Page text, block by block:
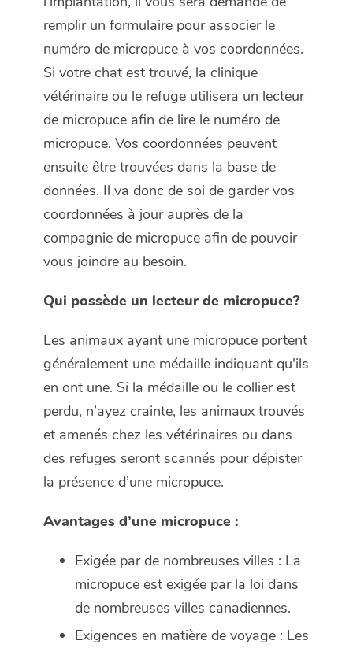
remplir un formulaire pour associer le
numéro de micropuce à vos coordonnées.
Si votre chat est trouvé, la clinique
vétérinaire ou le refuge utilisera un lecteur
de micropuce afin de lire le numéro de
micropuce. Vos coordonnées peuvent
ensuite être trouvées dans la base de
données. Il va donc de soi de garder vos
coordonnées à jour auprès de la
compagnie de micropuce afin de pouvoir
vous joindre au besoin.
Qui possède un lecteur de micropuce?
Les animaux ayant une micropuce portent
généralement une médaille indiquant qu'ils
en ont une. Si la médaille ou le collier est
perdu, n’ayez crainte, les animaux trouvés
et amenés chez les vétérinaires ou dans
des refuges seront scannés pour dépister
la présence d’une micropuce.
Avantages d’une micropuce :
Exigée par de nombreuses villes : La
micropuce est exigée par la loi dans
de nombreuses villes canadiennes.
Exigences en matière de voyage : Les